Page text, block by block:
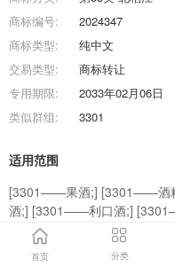
商标编号:
2024347
商标类型:
纯中文
交易类型:
商标转让
专用期限:
2033年02月06日
类似群组:
3301
适用范围
[3301——果酒;] [3301——酒
酒;] [3301——利口酒;]
——烈酒;] [3301——白酒;]
首页 分类